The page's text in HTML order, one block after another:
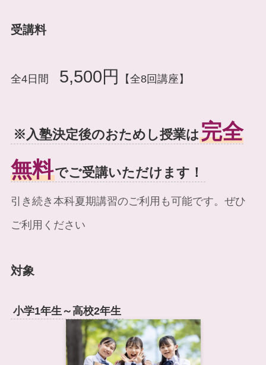
受講料
全4日間 5,500円 【全8回講座】
※入塾決定後のおためし授業は完全
無料でご受講いただけます！
引き続き本科夏期講習のご利用も可能です。ぜひ
ご利用ください
対象
小学1年生～高校2年生